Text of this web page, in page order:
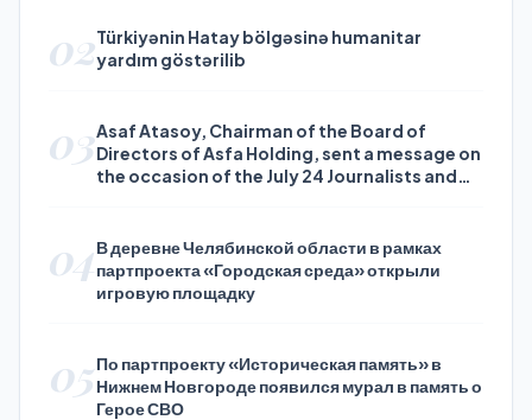
02Türkiyənin Hatay bölgəsinə humanitar
yardım göstərilib
03Asaf Atasoy, Chairman of the Board of
Directors of Asfa Holding, sent a message on
the occasion of the July 24 Journalists and
04В деревне Челябинской области в рамках
партпроекта «Городская среда» открыли
игровую площадку
05По партпроекту «Историческая память» в
Нижнем Новгороде появился мурал в память о
Герое СВО